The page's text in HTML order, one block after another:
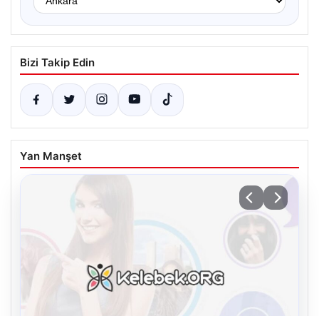
Bizi Takip Edin
Yan Manşet